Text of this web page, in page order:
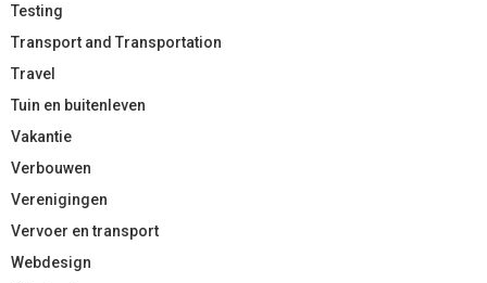
Testing
Transport and Transportation
Travel
Tuin en buitenleven
Vakantie
Verbouwen
Verenigingen
Vervoer en transport
Webdesign